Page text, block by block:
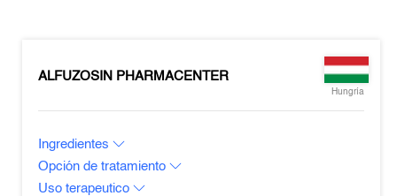
ALFUZOSIN PHARMACENTER
Hungría
Ingredientes
Opción de tratamiento
Uso terapeutico